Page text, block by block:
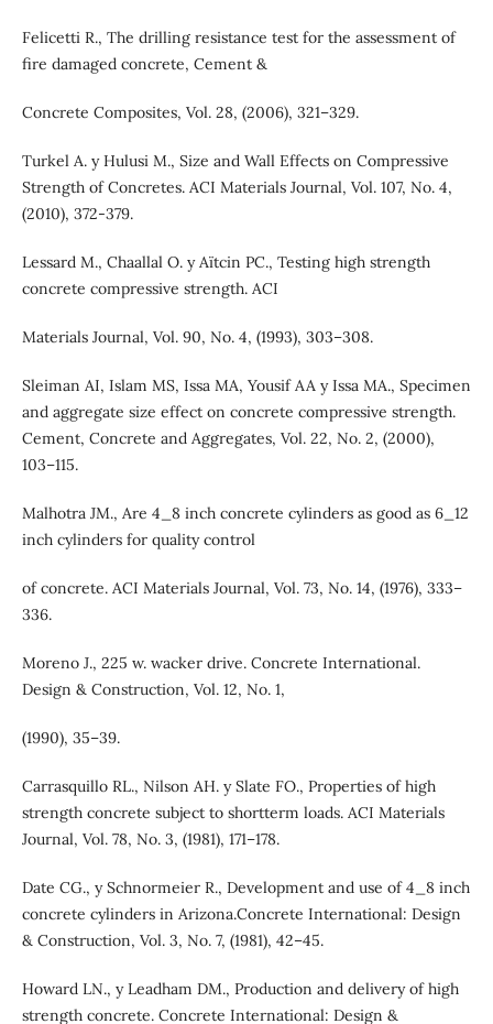
Felicetti R., The drilling resistance test for the assessment of
fire damaged concrete, Cement &
Concrete Composites, Vol. 28, (2006), 321–329.
Turkel A. y Hulusi M., Size and Wall Effects on Compressive
Strength of Concretes. ACI Materials Journal, Vol. 107, No. 4,
(2010), 372-379.
Lessard M., Chaallal O. y Aїtcin PC., Testing high strength
concrete compressive strength. ACI
Materials Journal, Vol. 90, No. 4, (1993), 303–308.
Sleiman AI, Islam MS, Issa MA, Yousif AA y Issa MA., Specimen
and aggregate size effect on concrete compressive strength.
Cement, Concrete and Aggregates, Vol. 22, No. 2, (2000),
103–115.
Malhotra JM., Are 4_8 inch concrete cylinders as good as 6_12
inch cylinders for quality control
of concrete. ACI Materials Journal, Vol. 73, No. 14, (1976), 333–
336.
Moreno J., 225 w. wacker drive. Concrete International.
Design & Construction, Vol. 12, No. 1,
(1990), 35–39.
Carrasquillo RL., Nilson AH. y Slate FO., Properties of high
strength concrete subject to shortterm loads. ACI Materials
Journal, Vol. 78, No. 3, (1981), 171–178.
Date CG., y Schnormeier R., Development and use of 4_8 inch
concrete cylinders in Arizona.Concrete International: Design
& Construction, Vol. 3, No. 7, (1981), 42–45.
Howard LN., y Leadham DM., Production and delivery of high
strength concrete. Concrete International: Design &